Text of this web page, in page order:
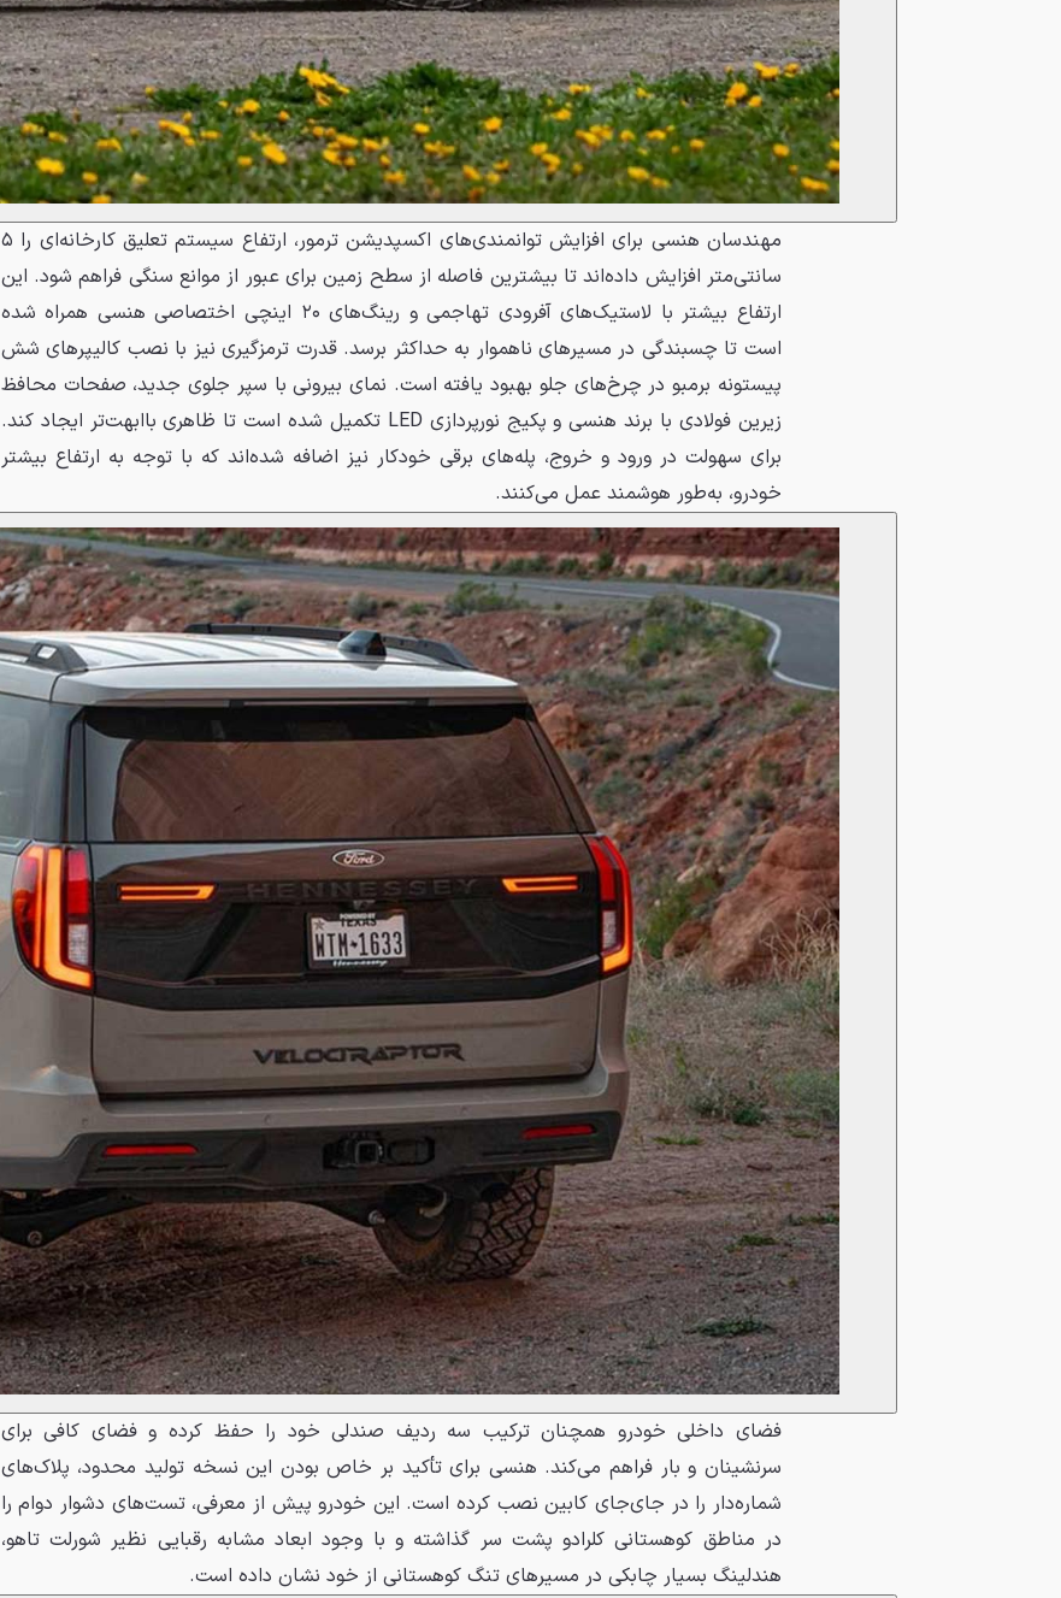
مهندسان هنسی برای افزایش توانمندی‌های اکسپدیشن ترمور، ارتفاع سیستم تعلیق کارخانه‌ای را ۵
سانتی‌متر افزایش داده‌اند تا بیشترین فاصله از سطح زمین برای عبور از موانع سنگی فراهم شود. این
ارتفاع بیشتر با لاستیک‌های آفرودی تهاجمی و رینگ‌های ۲۰ اینچی اختصاصی هنسی همراه شده
است تا چسبندگی در مسیرهای ناهموار به حداکثر برسد. قدرت ترمزگیری نیز با نصب کالیپرهای شش
پیستونه برمبو در چرخ‌های جلو بهبود یافته است. نمای بیرونی با سپر جلوی جدید، صفحات محافظ
زیرین فولادی با برند هنسی و پکیج نورپردازی LED تکمیل شده است تا ظاهری باابهت‌تر ایجاد کند.
برای سهولت در ورود و خروج، پله‌های برقی خودکار نیز اضافه شده‌اند که با توجه به ارتفاع بیشتر
خودرو، به‌طور هوشمند عمل می‌کنند.
فضای داخلی خودرو همچنان ترکیب سه ردیف صندلی خود را حفظ کرده و فضای کافی برای
سرنشینان و بار فراهم می‌کند. هنسی برای تأکید بر خاص بودن این نسخه تولید محدود، پلاک‌های
شماره‌دار را در جای‌جای کابین نصب کرده است. این خودرو پیش از معرفی، تست‌های دشوار دوام را
در مناطق کوهستانی کلرادو پشت سر گذاشته و با وجود ابعاد مشابه رقبایی نظیر شورلت تاهو،
هندلینگ بسیار چابکی در مسیرهای تنگ کوهستانی از خود نشان داده است.